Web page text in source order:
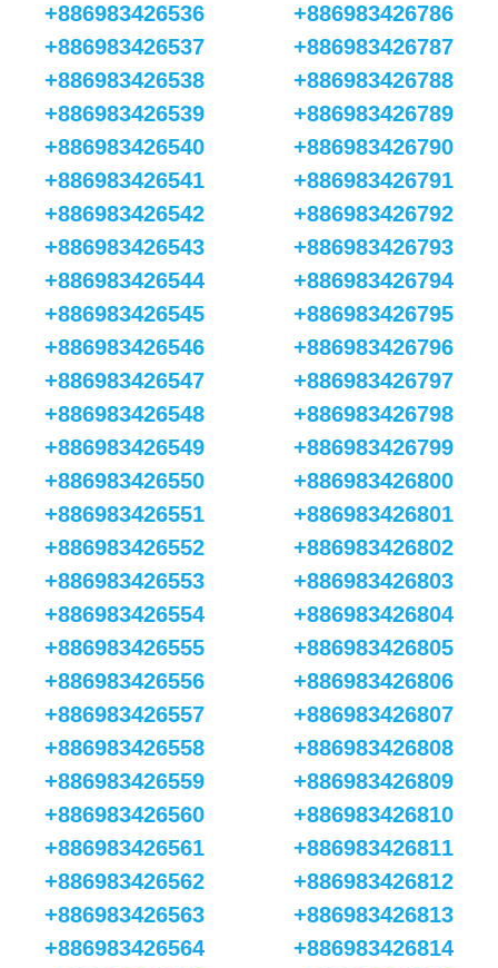
+886983426536
+886983426537
+886983426538
+886983426539
+886983426540
+886983426541
+886983426542
+886983426543
+886983426544
+886983426545
+886983426546
+886983426547
+886983426548
+886983426549
+886983426550
+886983426551
+886983426552
+886983426553
+886983426554
+886983426555
+886983426556
+886983426557
+886983426558
+886983426559
+886983426560
+886983426561
+886983426562
+886983426563
+886983426564
+886983426786
+886983426787
+886983426788
+886983426789
+886983426790
+886983426791
+886983426792
+886983426793
+886983426794
+886983426795
+886983426796
+886983426797
+886983426798
+886983426799
+886983426800
+886983426801
+886983426802
+886983426803
+886983426804
+886983426805
+886983426806
+886983426807
+886983426808
+886983426809
+886983426810
+886983426811
+886983426812
+886983426813
+886983426814